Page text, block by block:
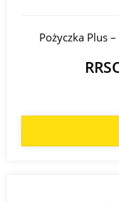
Pożyczka Plus